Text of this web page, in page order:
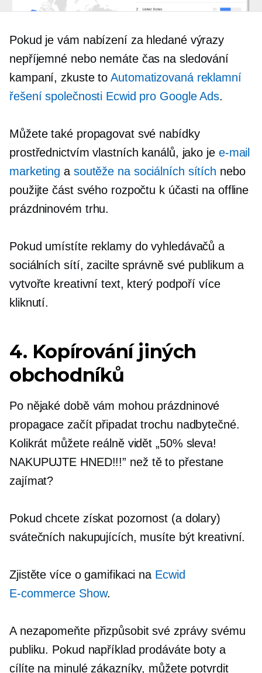
Pokud je vám nabízení za hledané výrazy
nepříjemné nebo nemáte čas na sledování
kampaní, zkuste toAutomatizovaná reklamní
řešení společnosti Ecwid pro Google Ads.
Můžete také propagovat své nabídky
prostřednictvím vlastních kanálů, jako je e-mail
marketing a soutěže na sociálních sítích nebo
použijte část svého rozpočtu k účasti na offline
prázdninovém trhu.
Pokud umístíte reklamy do vyhledávačů a
sociálních sítí, zacilte správně své publikum a
vytvořte kreativní text, který podpoří více
kliknutí.
4. Kopírování jiných
obchodníků
Po nějaké době vám mohou prázdninové
propagace začít připadat trochu nadbytečné.
Kolikrát můžete reálně vidět „50% sleva!
NAKUPUJTE HNED!!!” než tě to přestane
zajímat?
Pokud chcete získat pozornost (a dolary)
svátečních nakupujících, musíte být kreativní.
Zjistěte více o gamifikaci na Ecwid
E-commerce Show.
A nezapomeňte přizpůsobit své zprávy svému
publiku. Pokud například prodáváte boty a
cílíte na minulé zákazníky, můžete potvrdit